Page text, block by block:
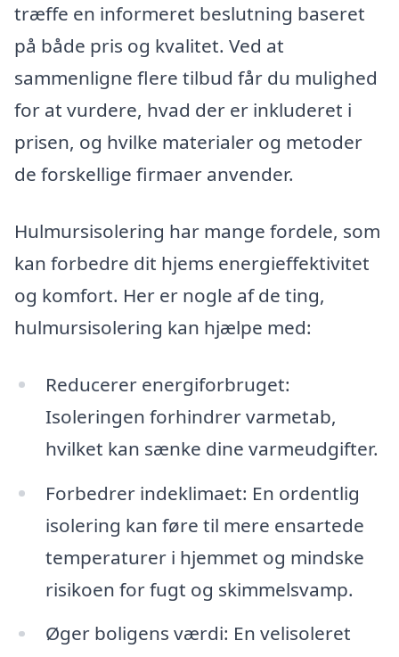
træffe en informeret beslutning baseret
på både pris og kvalitet. Ved at
sammenligne flere tilbud får du mulighed
for at vurdere, hvad der er inkluderet i
prisen, og hvilke materialer og metoder
de forskellige firmaer anvender.
Hulmursisolering har mange fordele, som
kan forbedre dit hjems energieffektivitet
og komfort. Her er nogle af de ting,
hulmursisolering kan hjælpe med:
Reducerer energiforbruget:
Isoleringen forhindrer varmetab,
hvilket kan sænke dine varmeudgifter.
Forbedrer indeklimaet: En ordentlig
isolering kan føre til mere ensartede
temperaturer i hjemmet og mindske
risikoen for fugt og skimmelsvamp.
Øger boligens værdi: En velisoleret